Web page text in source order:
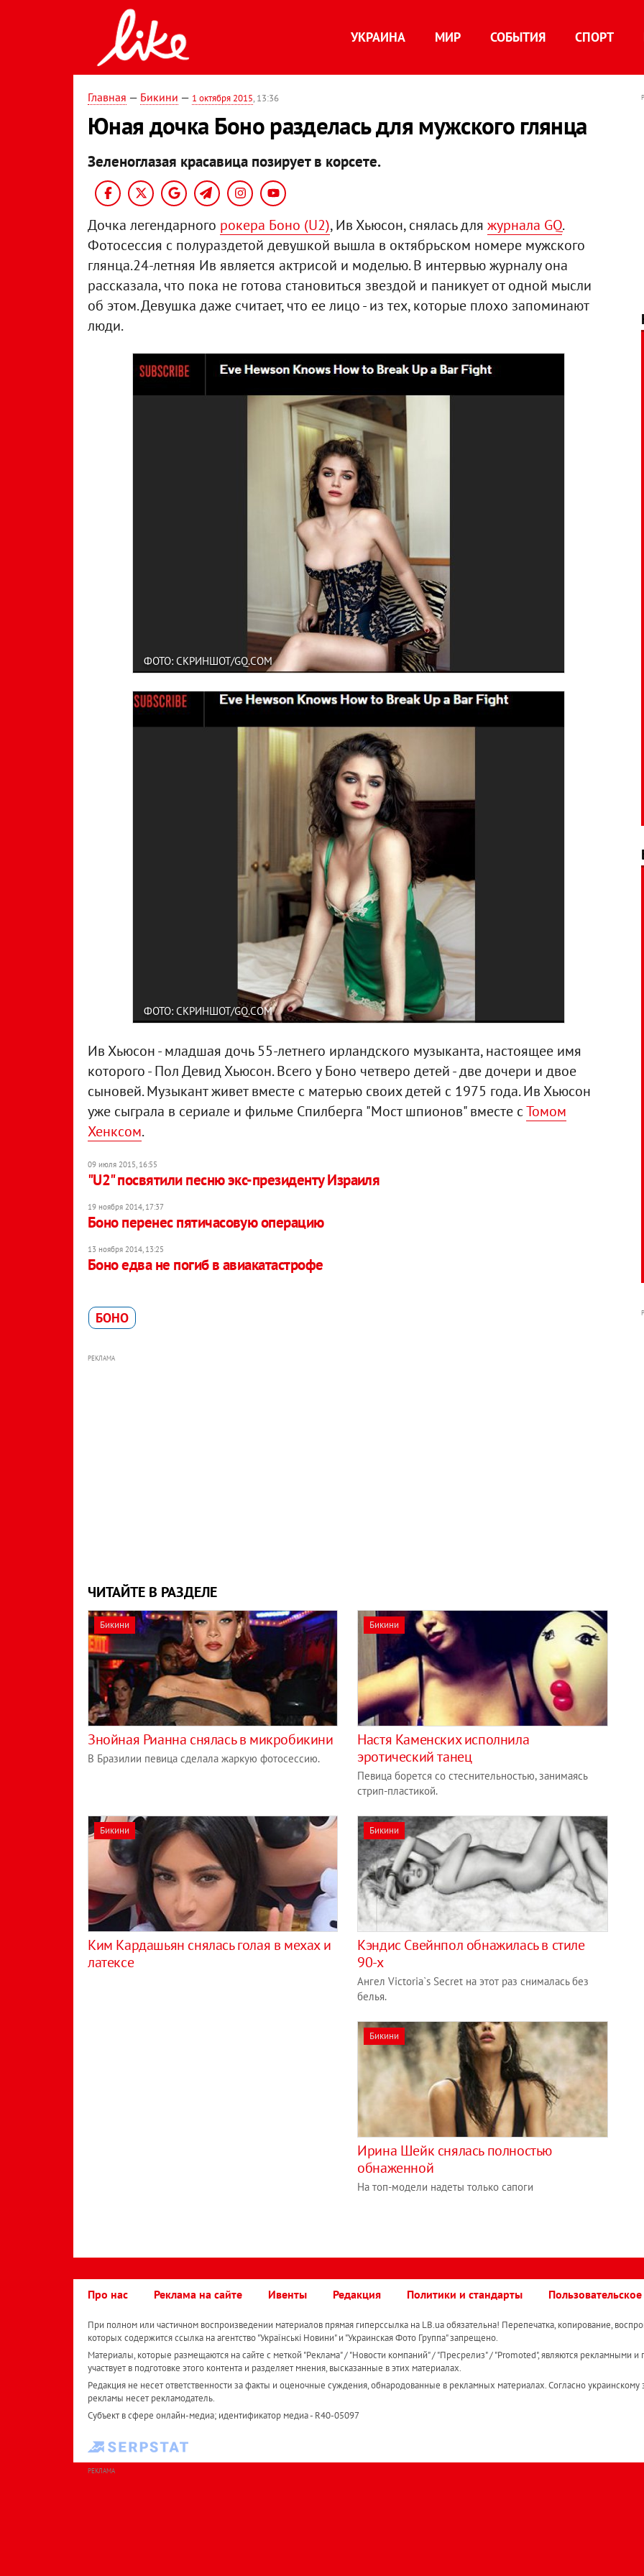
УКРАИНА МИР СОБЫТИЯ СПОРТ
Главная — Бикини — 1 октября 2015, 13:36
Юная дочка Боно разделась для мужского глянца
Зеленоглазая красавица позирует в корсете.
Дочка легендарного рокера Боно (U2), Ив Хьюсон, снялась для журнала GQ.
Фотосессия с полураздетой девушкой вышла в октябрьском номере мужского
глянца.24-летняя Ив является актрисой и моделью. В интервью журналу она
рассказала, что пока не готова становиться звездой и паникует от одной мысли
об этом. Девушка даже считает, что ее лицо - из тех, которые плохо запоминают
люди.
ФОТО: СКРИНШОТ/GQ.COM
ФОТО: СКРИНШОТ/GQ.COM
Ив Хьюсон - младшая дочь 55-летнего ирландского музыканта, настоящее имя
которого - Пол Девид Хьюсон. Всего у Боно четверо детей - две дочери и двое
сыновей. Музыкант живет вместе с матерью своих детей с 1975 года. Ив Хьюсон
уже сыграла в сериале и фильме Спилберга "Мост шпионов" вместе сТомом
Хенксом.
09 июля 2015, 16:55
"U2" посвятили песню экс-президенту Израиля
19 ноября 2014, 17:37
Боно перенес пятичасовую операцию
13 ноября 2014, 13:25
Боно едва не погиб в авиакатастрофе
БОНО
РЕКЛАМА
ЧИТАЙТЕ В РАЗДЕЛЕ
Бикини
Знойная Рианна снялась в микробикини
В Бразилии певица сделала жаркую фотосессию.
Бикини
Настя Каменских исполнила
эротический танец
Певица борется со стеснительностью, занимаясь
стрип-пластикой.
Бикини
Ким Кардашьян снялась голая в мехах и
латексе
Бикини
Кэндис Свейнпол обнажилась в стиле
90-х
Ангел Victoria`s Secret на этот раз снималась без
белья.
Бикини
Ирина Шейк снялась полностью
обнаженной
На топ-модели надеты только сапоги
Про нас Реклама на сайте Ивенты Редакция Политики и стандарты
При полном или частичном воспроизведении материалов прямая гиперссылка на LB.ua обязательна! Перепечатка, копирование,
которых содержится ссылка на агентство "Українськi Новини" и "Украинская Фото Группа" запрещено.
Материалы, которые размещаются на сайте с меткой "Реклама" / "Новости компаний" / "Пресрелиз" / "Promoted", являются рекламными и
участвует в подготовке этого контента и разделяет мнения, высказанные в этих материалах.
Редакция не несет ответственности за факты и оценочные суждения, обнародованные в рекламных материалах. Согласно украинскому
рекламы несет рекламодатель.
Субъект в сфере онлайн-медиа; идентификатор медиа - R40-05097
РЕКЛАМА